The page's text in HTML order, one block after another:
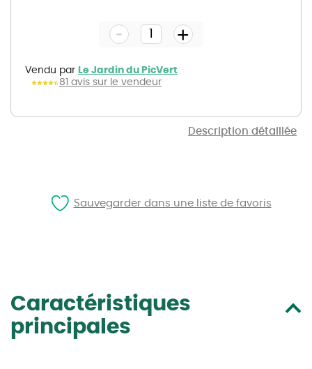
Description détaillée
gallery
Vendu par Le Jardin du PicVert
81 avis sur le vendeur
- +
Caractéristiques
principales
Sauvegarder dans une liste de favoris